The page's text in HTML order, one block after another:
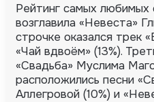
Рейтинг самых любимых
возглавила «Невеста»
строчке оказался трек
«Чай вдвоём» (13%).
«Свадьба» Муслима
расположились песни
Аллегровой (10%) и